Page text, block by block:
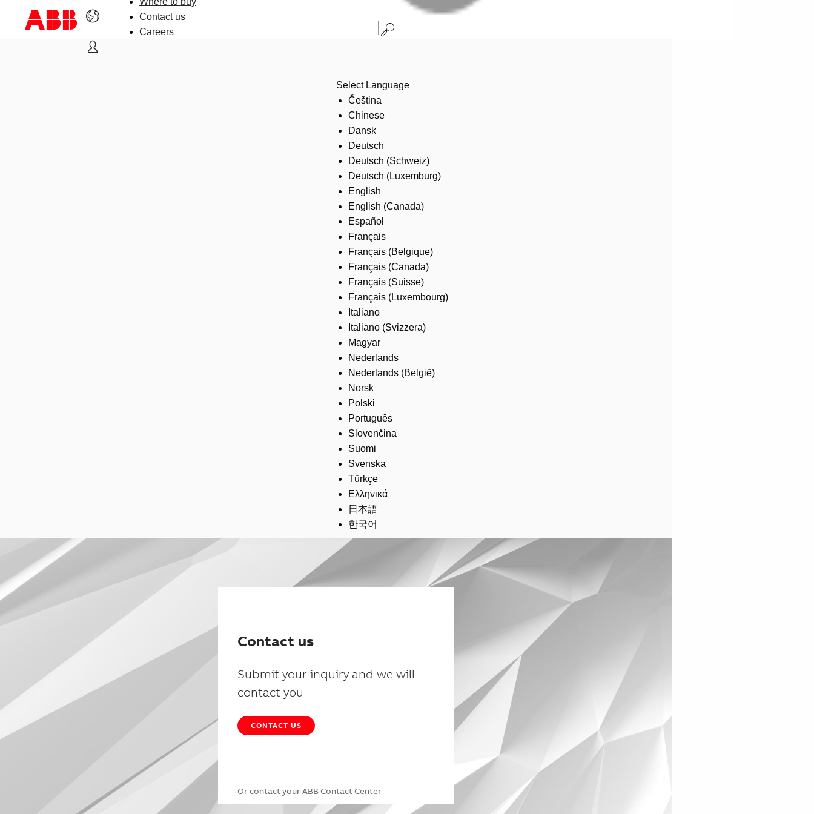
Contact us
Careers
Select Language
Čeština
Chinese
Dansk
Deutsch
Deutsch (Schweiz)
Deutsch (Luxemburg)
English
English (Canada)
Español
Français
Français (Belgique)
Français (Canada)
Français (Suisse)
Français (Luxembourg)
Italiano
Italiano (Svizzera)
Magyar
Nederlands
Nederlands (België)
Norsk
Polski
Português
Slovenčina
Suomi
Svenska
Türkçe
Ελληνικά
日本語
한국어
Contact us
Submit your inquiry and we will
contact you
CONTACT US
Or contact your ABB Contact Center